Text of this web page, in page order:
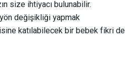
size ihtiyacı bulunabilir.
değişikliği yapmak
katılabilecek bir bebek fikri de